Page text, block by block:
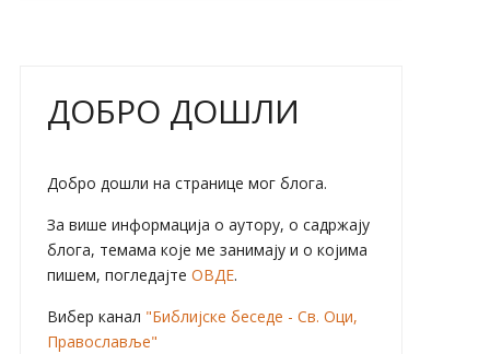
ДОБРО ДОШЛИ
Добро дошли на странице мог блога.
За више информација о аутору, о садржају
блога, темама које ме занимају и о којима
пишем, погледајте ОВДЕ.
Вибер канал "Библијске беседе - Св. Оци,
Православље"